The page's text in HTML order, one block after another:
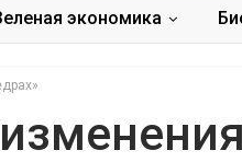
экономика